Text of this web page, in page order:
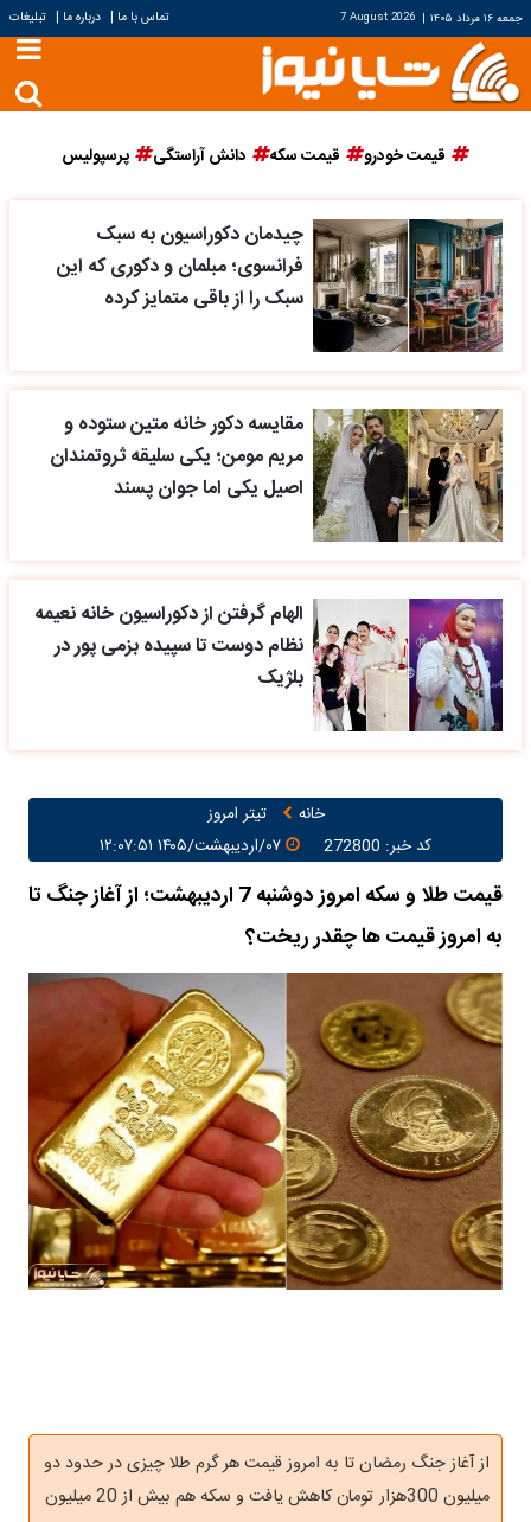
جمعه ۱۶ مرداد ۱۴۰۵ |
7 August 2026 تماس با ما | درباره ما | تبلیغات
قیمت خودرو قیمت سکه دانش آراستگی پرسپولیس
چیدمان دکوراسیون به سبک
فرانسوی؛ مبلمان و دکوری که این
سبک را از باقی متمایز کرده
مقایسه دکور خانه متین ستوده و
مریم مومن؛ یکی سلیقه ثروتمندان
اصیل یکی اما جوان پسند
الهام گرفتن از دکوراسیون خانه نعیمه
نظام دوست تا سپیده بزمی پور در
بلژیک
خانه
تیتر امروز
کد خبر: 272800
قیمت طلا و سکه امروز دوشنبه 7 اردیبهشت؛ از آغاز جنگ تا
به امروز قیمت ها چقدر ریخت؟
از آغاز جنگ رمضان تا به امروز قیمت هر گرم طلا چیزی در حدود دو
میلیون 300هزار تومان کاهش یافت و سکه هم بیش از 20 میلیون